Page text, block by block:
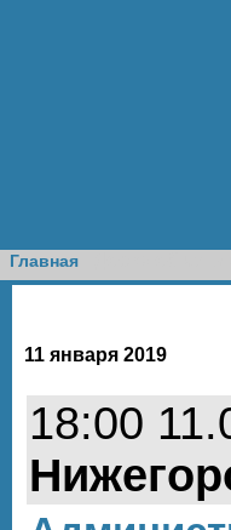
Главная
11 января 2019
18:00